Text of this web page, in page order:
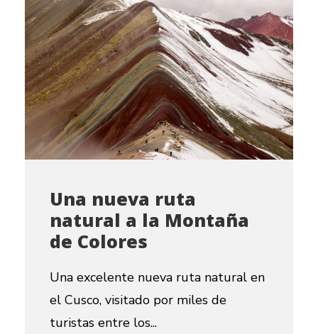
Una nueva ruta
natural a la Montaña
de Colores
Una excelente nueva ruta natural en
el Cusco, visitado por miles de
turistas entre los...